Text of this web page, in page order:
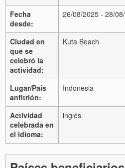
Fecha
desde:
26/08/2025 - 28/
Ciudad en
que se
celebró la
actividad:
Kuta Beach
Lugar/País
anfitrión:
Indonesia
Actividad
celebrada en
el idioma:
inglés